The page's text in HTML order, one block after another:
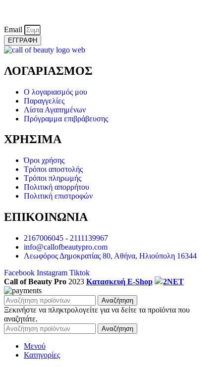
Email
ΕΓΓΡΑΦΗ
ΛΟΓΑΡΙΑΣΜΟΣ
Ο λογαριασμός μου
Παραγγελίες
Λίστα Αγαπημένων
Πρόγραμμα επιβράβευσης
ΧΡΗΣΙΜΑ
Όροι χρήσης
Τρόποι αποστολής
Τρόποι πληρωμής
Πολιτική απορρήτου
Πολιτική επιστροφών
ΕΠΙΚΟΙΝΩΝΙΑ
2167006045 - 2111139967
info@callofbeautypro.com
Λεωφόρος Δημοκρατίας 80, Αθήνα, Ηλιούπολη 16344
Facebook Instagram Tiktok
Call of Beauty Pro 2023 Κατασκευή E-Shop 2NET
Αναζήτηση
Ξεκινήστε να πληκτρολογείτε για να δείτε τα προϊόντα που
αναζητάτε.
Αναζήτηση
Μενού
Κατηγορίες